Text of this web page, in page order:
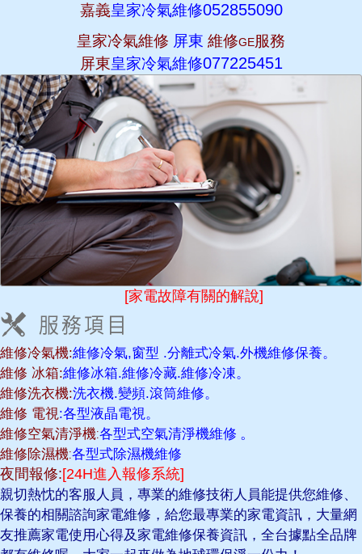
嘉義皇家冷氣維修052855090
皇家冷氣維修 屏東 維修GE服務
屏東皇家冷氣維修077225451
[家電故障有關的解說]
維修冷氣機:維修冷氣,窗型 .分離式冷氣.外機維修保養。
維修 冰箱:維修冰箱.維修冷藏.維修冷凍。
維修洗衣機:洗衣機.變頻.滾筒維修。
維修 電視:各型液晶電視。
維修空氣清淨機:各型式空氣清淨機維修 。
維修除濕機:各型式除濕機維修
夜間報修:[24H進入報修系統]
親切熱忱的客服人員，專業的維修技術人員能提供您維修、
保養的相關諮詢家電維修，給您最專業的家電資訊，大量網
友推薦家電使用心得及家電維修保養資訊，全台據點全品牌